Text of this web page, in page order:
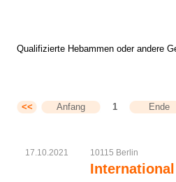
Qualifizierte Hebammen oder andere
<< Anfang 1 Ende
17.10.2021 10115 Berlin